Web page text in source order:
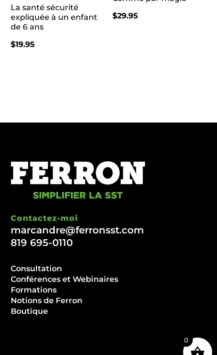
La santé sécurité
expliquée à un enfant
de 6 ans
$19.95
$29.95
Contactez-moi
marcandre@ferronsst.com
819 695-0110
Consultation
Conférences et Webinaires
Formations
Notions de Ferron
Boutique
0